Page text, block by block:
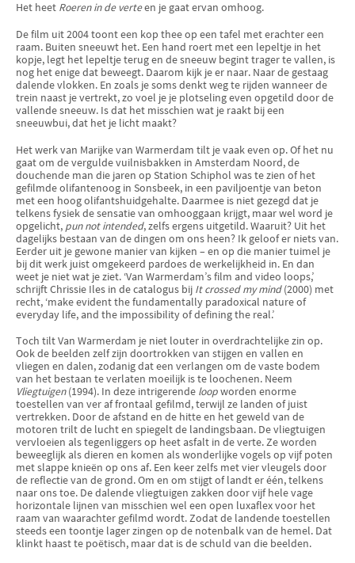
Het heet Roeren in de verteen je gaat ervan omhoog.
De film uit 2004 toont een kop thee op een tafel met erachter een
raam. Buiten sneeuwt het. Een hand roert met een lepeltje in het
kopje, legt het lepeltje terug en de sneeuw begint trager te vallen, is
nog het enige dat beweegt. Daarom kijk je er naar. Naar de gestaag
dalende vlokken. En zoals je soms denkt weg te rijden wanneer de
trein naast je vertrekt, zo voel je je plotseling even opgetild door de
vallende sneeuw. Is dat het misschien wat je raakt bij een
sneeuwbui, dat het je licht maakt?
Het werk van Marijke van Warmerdam tilt je vaak even op. Of het nu
gaat om de vergulde vuilnisbakken in Amsterdam Noord, de
douchende man die jaren op Station Schiphol was te zien of het
gefilmde olifantenoog in Sonsbeek, in een paviljoentje van beton
met een hoog olifantshuidgehalte. Daarmee is niet gezegd dat je
telkens fysiek de sensatie van omhooggaan krijgt, maar wel word je
opgelicht, pun not intended, zelfs ergens uitgetild. Waaruit? Uit het
dagelijks bestaan van de dingen om ons heen? Ik geloof er niets van.
Eerder uit je gewone manier van kijken – en op die manier tuimel je
bij dit werk juist omgekeerd pardoes de werkelijkheid in. En dan
weet je niet wat je ziet. ‘Van Warmerdam’s film and video loops,’
schrijft Chrissie Iles in de catalogus bij It crossed my mind(2000) met
recht, ‘make evident the fundamentally paradoxical nature of
everyday life, and the impossibility of defining the real.’
Toch tilt Van Warmerdam je niet louter in overdrachtelijke zin op.
Ook de beelden zelf zijn doortrokken van stijgen en vallen en
vliegen en dalen, zodanig dat een verlangen om de vaste bodem
van het bestaan te verlaten moeilijk is te loochenen. Neem
Vliegtuigen(1994). In deze intrigerende loopworden enorme
toestellen van ver af frontaal gefilmd, terwijl ze landen of juist
vertrekken. Door de afstand en de hitte en het geweld van de
motoren trilt de lucht en spiegelt de landingsbaan. De vliegtuigen
vervloeien als tegenliggers op heet asfalt in de verte. Ze worden
beweeglijk als dieren en komen als wonderlijke vogels op vijf poten
met slappe knieën op ons af. Een keer zelfs met vier vleugels door
de reflectie van de grond. Om en om stijgt of landt er één, telkens
naar ons toe. De dalende vliegtuigen zakken door vijf hele vage
horizontale lijnen van misschien wel een open luxaflex voor het
raam van waarachter gefilmd wordt. Zodat de landende toestellen
steeds een toontje lager zingen op de notenbalk van de hemel. Dat
klinkt haast te poëtisch, maar dat is de schuld van die beelden.